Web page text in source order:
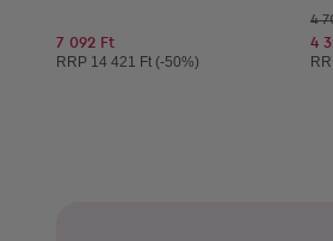
7 092 Ft
Ajánlott ár:
RRP 14 421 Ft (-50%)
4
4